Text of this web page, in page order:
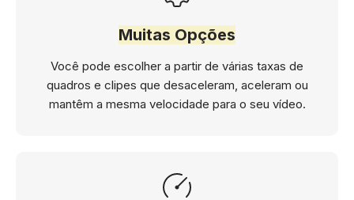
Muitas Opções
Você pode escolher a partir de várias taxas de
quadros e clipes que desaceleram, aceleram ou
mantêm a mesma velocidade para o seu vídeo.